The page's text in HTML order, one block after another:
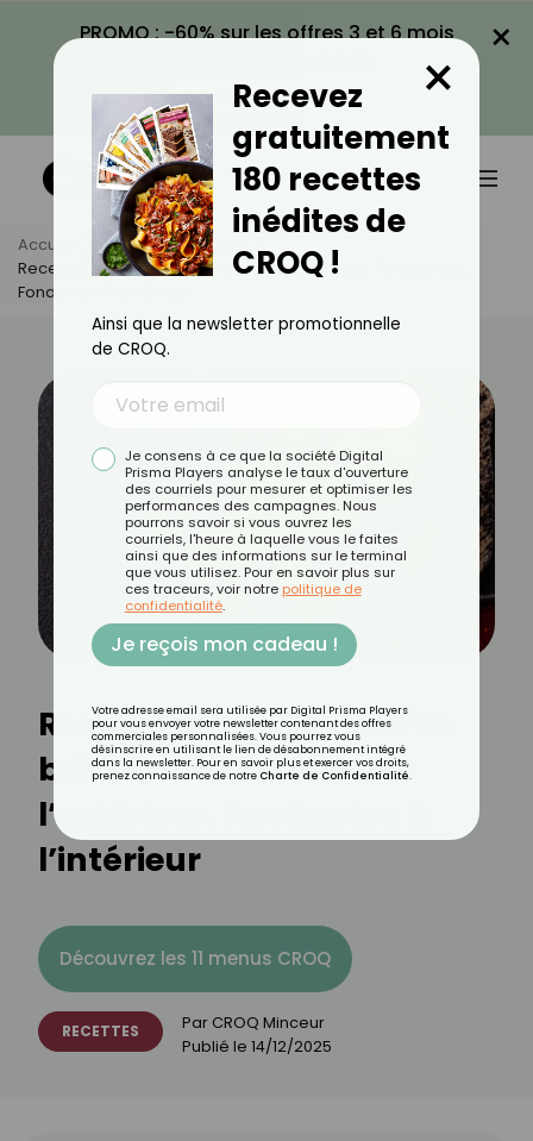
PROMO : -60% sur les offres 3 et 6 mois
VOIR LA PROMO
×
Accueil Actus
Recettes
Recette De Croquettes De Brie : Croustillantes À L’extérieur,
Fondantes À L’intérieur
Recette de croquettes de
brie : croustillantes à
l’extérieur, fondantes à
l’intérieur
Découvrez les 11 menus CROQ
RECETTES Par CROQ Minceur
Publié le 14/12/2025
Recevez
gratuitement
180 recettes
inédites de
CROQ !
×
Ainsi que la newsletter promotionnelle
de CROQ.
Je consens à ce que la société Digital
Prisma Players analyse le taux d'ouverture
des courriels pour mesurer et optimiser les
performances des campagnes. Nous
pourrons savoir si vous ouvrez les
courriels, l'heure à laquelle vous le faites
ainsi que des informations sur le terminal
que vous utilisez. Pour en savoir plus sur
ces traceurs, voir notre politique de
confidentialité.
Je reçois mon cadeau !
Votre adresse email sera utilisée par Digital Prisma Players
pour vous envoyer votre newsletter contenant des offres
commerciales personnalisées. Vous pourrez vous
désinscrire en utilisant le lien de désabonnement intégré
dans la newsletter. Pour en savoir plus et exercer vos droits,
prenez connaissance de notre Charte de Confidentialité.